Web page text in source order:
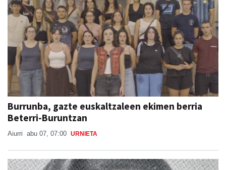
Burrunba, gazte euskaltzaleen ekimen berria
Beterri-Buruntzan
Aiurri abu 07, 07:00 URNIETA